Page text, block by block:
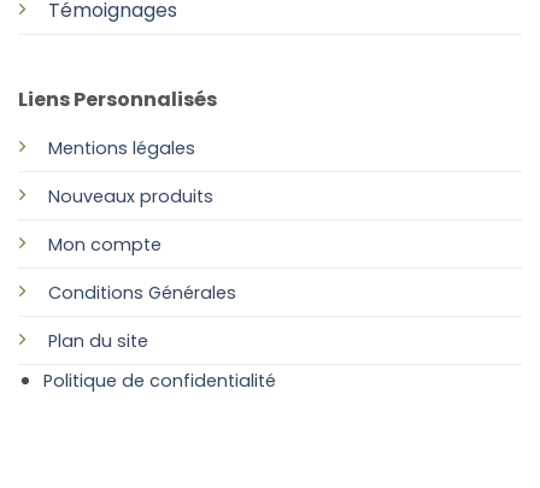
Témoignages
Liens Personnalisés
Mentions légales
Nouveaux produits
Mon compte
Conditions Générales
Plan du site
Politique de confidentialité